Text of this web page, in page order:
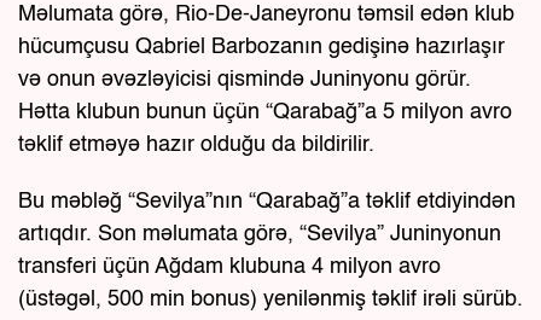
Məlumata görə, Rio-De-Janeyronu təmsil edən klub
hücumçusu Qabriel Barbozanın gedişinə hazırlaşır
və onun əvəzləyicisi qismində Juninyonu görür.
Hətta klubun bunun üçün “Qarabağ”a 5 milyon avro
təklif etməyə hazır olduğu da bildirilir.
Bu məbləğ “Sevilya”nın “Qarabağ”a təklif etdiyindən
artıqdır. Son məlumata görə, “Sevilya” Juninyonun
transferi üçün Ağdam klubuna 4 milyon avro
(üstəgəl, 500 min bonus) yenilənmiş təklif irəli sürüb.